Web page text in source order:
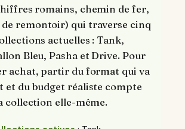
romains, chemin de fer,
de remontoir) qui traverse cinq
actuelles : Tank,
Bleu, Pasha et Drive. Pour
achat, partir du format qui va
et du budget réaliste compte
collection elle-même.